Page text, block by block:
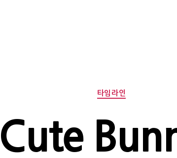
Categories
타임라인
Cute